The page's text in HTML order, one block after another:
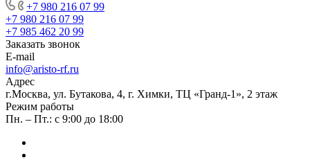
+7 980 216 07 99
+7 980 216 07 99
+7 985 462 20 99
Заказать звонок
E-mail
info@aristo-rf.ru
Адрес
г.Москва, ул. Бутакова, 4, г. Химки, ТЦ «Гранд-1», 2 этаж
Режим работы
Пн. – Пт.: с 9:00 до 18:00